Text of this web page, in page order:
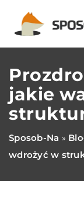
jakie
Sposob-Na »
wdrożyć w